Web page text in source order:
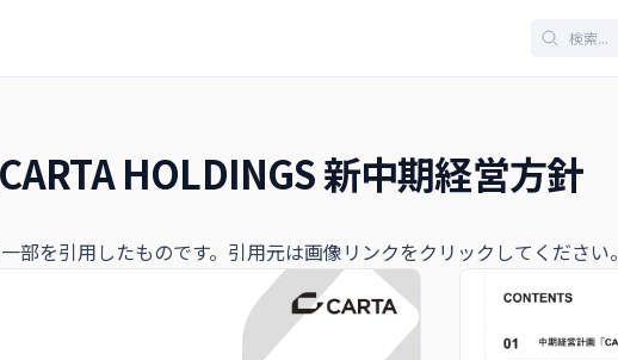
HOLDINGS 新中期経営方針
部を引用したものです。引用元は画像リンクをクリックしてください。